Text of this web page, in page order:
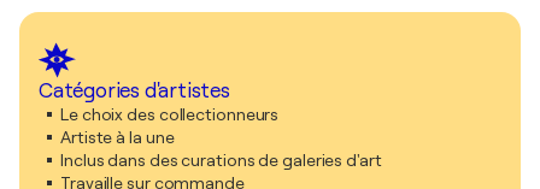
Catégories d'artistes
Le choix des collectionneurs
Artiste à la une
Inclus dans des curations de galeries d'art
Travaille sur commande